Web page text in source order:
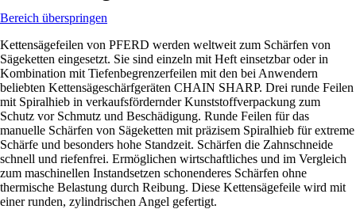
Bereich überspringen
Kettensägefeilen von PFERD werden weltweit zum Schärfen von
Sägeketten eingesetzt. Sie sind einzeln mit Heft einsetzbar oder in
Kombination mit Tiefenbegrenzerfeilen mit den bei Anwendern
beliebten Kettensägeschärfgeräten CHAIN SHARP. Drei runde Feilen
mit Spiralhieb in verkaufsfördernder Kunststoffverpackung zum
Schutz vor Schmutz und Beschädigung. Runde Feilen für das
manuelle Schärfen von Sägeketten mit präzisem Spiralhieb für extreme
Schärfe und besonders hohe Standzeit. Schärfen die Zahnschneide
schnell und riefenfrei. Ermöglichen wirtschaftliches und im Vergleich
zum maschinellen Instandsetzen schonenderes Schärfen ohne
thermische Belastung durch Reibung. Diese Kettensägefeile wird mit
einer runden, zylindrischen Angel gefertigt.